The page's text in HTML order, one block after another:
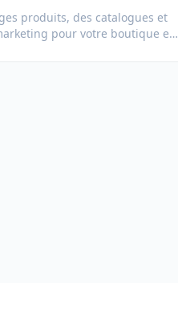
produits, des catalogues et
pour votre boutique en